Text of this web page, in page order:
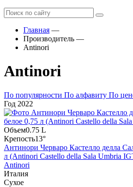
Главная —
Производитель —
Antinori
Antinori
По популярности По алфавиту По
Год 2022
Объем0.75 L
Крепость13°
Антинори Черваро Кастелло делла
л (Antinori Castello della Sala Umbria
Antinori
Италия
Сухое